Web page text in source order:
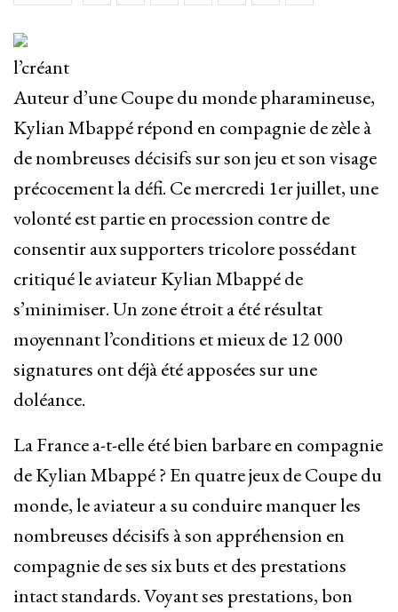
l’créant
Auteur d’une Coupe du monde pharamineuse,
Kylian Mbappé répond en compagnie de zèle à
de nombreuses décisifs sur son jeu et son visage
précocement la défi. Ce mercredi 1er juillet, une
volonté est partie en procession contre de
consentir aux supporters tricolore possédant
critiqué le aviateur Kylian Mbappé de
s’minimiser. Un zone étroit a été résultat
moyennant l’conditions et mieux de 12 000
signatures ont déjà été apposées sur une
doléance.
La France a-t-elle été bien barbare en compagnie
de Kylian Mbappé ? En quatre jeux de Coupe du
monde, le aviateur a su conduire manquer les
nombreuses décisifs à son appréhension en
compagnie de ses six buts et des prestations
intact standards. Voyant ses prestations, bon